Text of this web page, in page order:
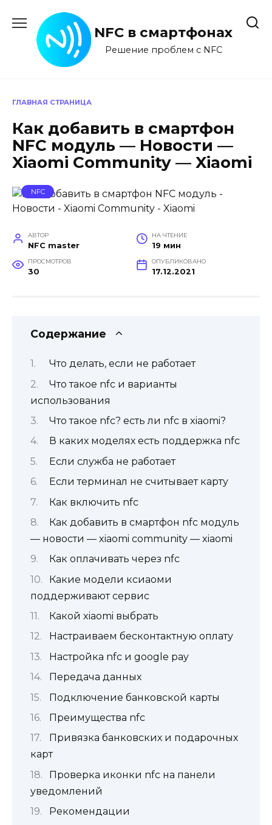
содержанию
NFC в смартфонах
Решение проблем с NFC
ГЛАВНАЯ СТРАНИЦА
Как добавить в смартфон
NFC модуль — Новости —
Xiaomi Community — Xiaomi
NFC
АВТОР
NFC master
НА ЧТЕНИЕ
19 мин
ПРОСМОТРОВ
30
ОПУБЛИКОВАНО
17.12.2021
Содержание
Что делать, если не работает
Что такое nfc и варианты
использования
Что такое nfc? есть ли nfc в xiaomi?
В каких моделях есть поддержка nfc
Если служба не работает
Если терминал не считывает карту
Как включить nfc
Как добавить в смартфон nfc модуль
— новости — xiaomi community — xiaomi
Как оплачивать через nfc
Какие модели ксиаоми
поддерживают сервис
Какой xiaomi выбрать
Настраиваем бесконтактную оплату
Настройка nfc и google pay
Передача данных
Подключение банковской карты
Преимущества nfc
Привязка банковских и подарочных
карт
Проверка иконки nfc на панели
уведомлений
Рекомендации